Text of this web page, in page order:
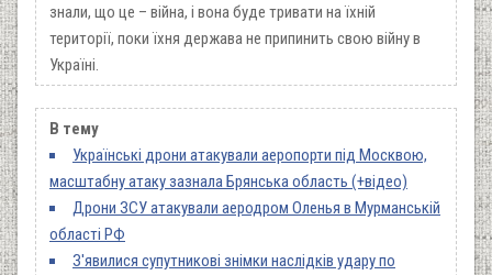
знали, що це – війна, і вона буде тривати на їхній
території, поки їхня держава не припинить свою війну в
Україні.
В тему
Українські дрони атакували аеропорти під Москвою,
масштабну атаку зазнала Брянська область (+відео)
Дрони ЗСУ атакували аеродром Оленья в Мурманській
області РФ
З'явилися супутникові знімки наслідків удару по